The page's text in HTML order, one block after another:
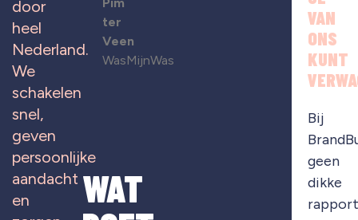
door
heel
Nederland.
We
schakelen
snel,
geven
persoonlijke
aandacht
en
ter
Veen
WasMijnWas
WAT
VAN
ONS
KUNT
Bij
geen
dikke